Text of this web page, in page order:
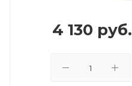
4 130 руб.